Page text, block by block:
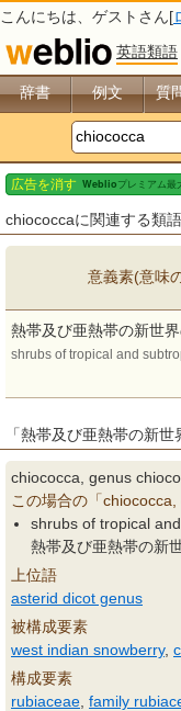
こんにちは、 ゲスト さん[
英語類語
辞書 例文 質
chiococcaに関連する類
意義素(意味
熱帯及び亜熱帯の新世
shrubs of tropical and
「熱帯及び亜熱帯の新
chiococca, genus
この場合の「
shrubs of tropical
熱帯及び亜熱帯の新
上位語
asterid dicot genus
被構成要素
west indian snowberry,
構成要素
rubiaceae family